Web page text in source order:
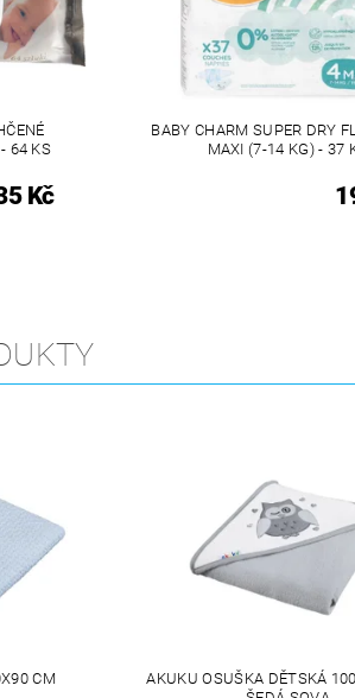
64 KS
Kč
BABY CHARM SUPER DRY
MAXI (7-14 KG) - 37
CM
AKUKU OSUŠKA DĚTSKÁ